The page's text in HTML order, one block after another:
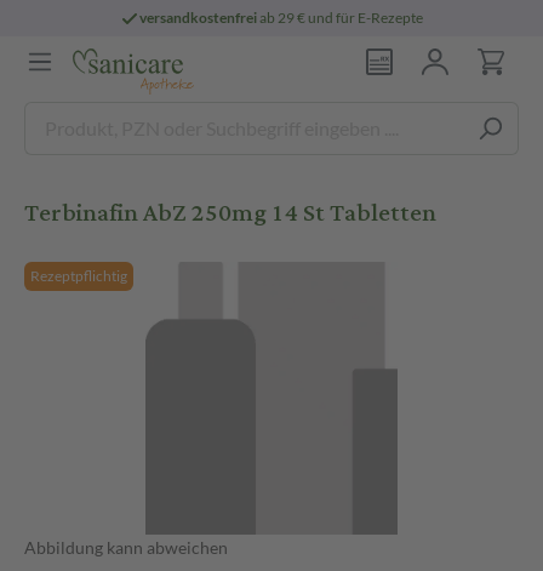
versandkostenfreiab 29 € und für E-Rezepte
Terbinafin AbZ 250mg 14 St Tabletten
Rezeptpflichtig
Abbildung kann abweichen